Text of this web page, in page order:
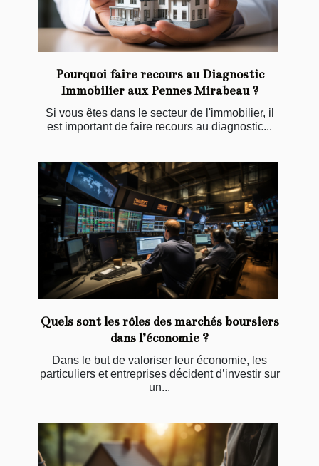
Pourquoi faire recours au Diagnostic
Immobilier aux Pennes Mirabeau ?
Si vous êtes dans le secteur de l'immobilier, il
est important de faire recours au diagnostic...
Quels sont les rôles des marchés boursiers
dans l’économie ?
Dans le but de valoriser leur économie, les
particuliers et entreprises décident d’investir sur
un...